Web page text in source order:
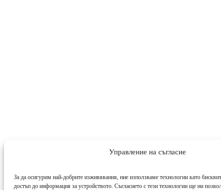
Управление на съгласие
За да осигурим най-добрите изживявания, ние използваме технологии като
достъп до информация за устройството. Съгласието с тези технологии ще ни